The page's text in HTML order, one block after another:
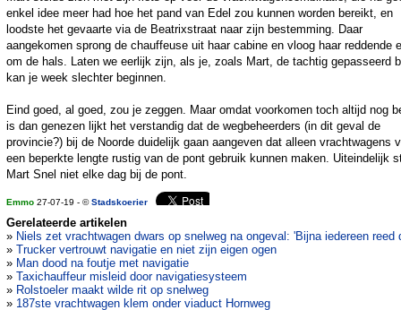
enkel idee meer had hoe het pand van Edel zou kunnen worden bereikt, en
loodste het gevaarte via de Beatrixstraat naar zijn bestemming. Daar
aangekomen sprong de chauffeuse uit haar cabine en vloog haar reddende
om de hals. Laten we eerlijk zijn, als je, zoals Mart, de tachtig gepasseerd
kan je week slechter beginnen.
Eind goed, al goed, zou je zeggen. Maar omdat voorkomen toch altijd nog
is dan genezen lijkt het verstandig dat de wegbeheerders (in dit geval de
provincie?) bij de Noorde duidelijk gaan aangeven dat alleen vrachtwagens
een beperkte lengte rustig van de pont gebruik kunnen maken. Uiteindelijk
Mart Snel niet elke dag bij de pont.
Emmo 27-07-19 - ©Stadskoerier
Gerelateerde artikelen
» Niels zet vrachtwagen dwars op snelweg na ongeval: 'Bijna iedereen reed
» Trucker vertrouwt navigatie en niet zijn eigen ogen
» Man dood na foutje met navigatie
» Taxichauffeur misleid door navigatiesysteem
» Rolstoeler maakt wilde rit op snelweg
» 187ste vrachtwagen klem onder viaduct Hornweg